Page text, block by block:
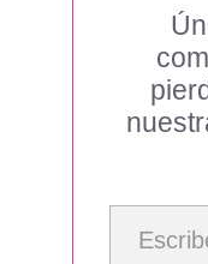
Escribe tu correo